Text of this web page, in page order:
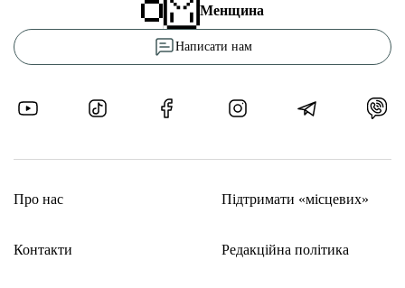
Менщина
Написати нам
Про нас
Контакти
Підтримати «місцевих»
Редакційна політика